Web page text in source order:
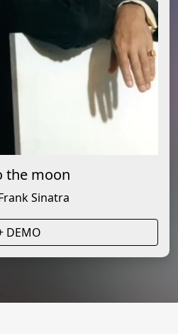
the moon
Sinatra
DEMO